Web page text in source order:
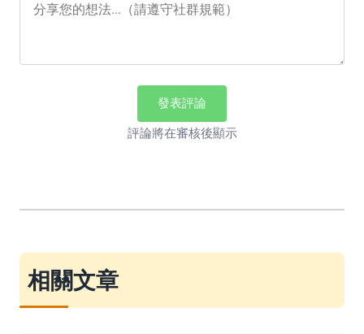
發表評論
評論將在審核後顯示
相關文章